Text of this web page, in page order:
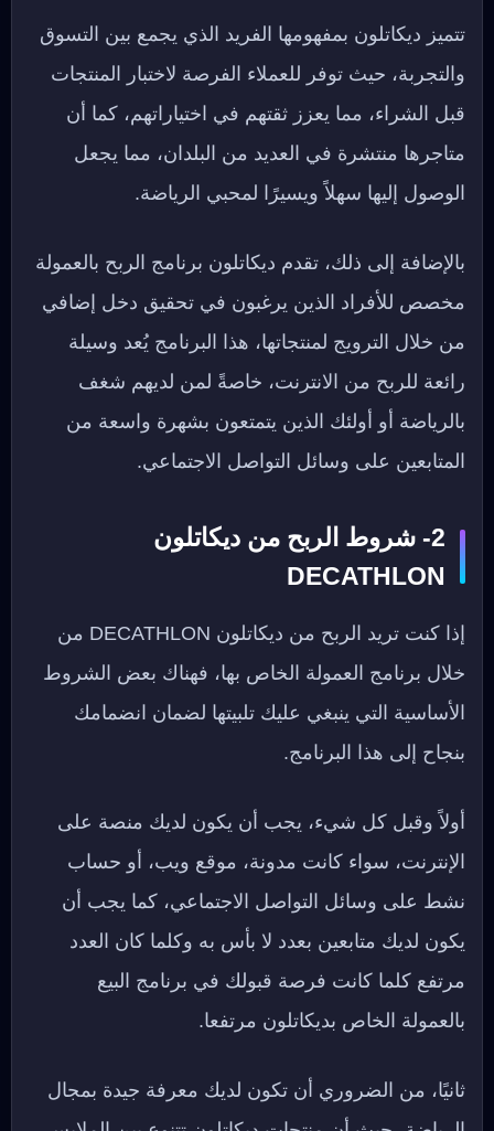
تتميز ديكاتلون بمفهومها الفريد الذي يجمع بين التسوق
والتجربة، حيث توفر للعملاء الفرصة لاختبار المنتجات
قبل الشراء، مما يعزز ثقتهم في اختياراتهم، كما أن
متاجرها منتشرة في العديد من البلدان، مما يجعل
الوصول إليها سهلاً ويسيرًا لمحبي الرياضة.
بالإضافة إلى ذلك، تقدم ديكاتلون برنامج الربح بالعمولة
مخصص للأفراد الذين يرغبون في تحقيق دخل إضافي
من خلال الترويج لمنتجاتها، هذا البرنامج يُعد وسيلة
رائعة للربح من الانترنت، خاصةً لمن لديهم شغف
بالرياضة أو أولئك الذين يتمتعون بشهرة واسعة من
المتابعين على وسائل التواصل الاجتماعي.
2- شروط الربح من ديكاتلون
DECATHLON
إذا كنت تريد الربح من ديكاتلون DECATHLON من
خلال برنامج العمولة الخاص بها، فهناك بعض الشروط
الأساسية التي ينبغي عليك تلبيتها لضمان انضمامك
بنجاح إلى هذا البرنامج.
أولاً وقبل كل شيء، يجب أن يكون لديك منصة على
الإنترنت، سواء كانت مدونة، موقع ويب، أو حساب
نشط على وسائل التواصل الاجتماعي، كما يجب أن
يكون لديك متابعين بعدد لا بأس به وكلما كان العدد
مرتفع كلما كانت فرصة قبولك في برنامج البيع
بالعمولة الخاص بديكاتلون مرتفعا.
ثانيًا، من الضروري أن تكون لديك معرفة جيدة بمجال